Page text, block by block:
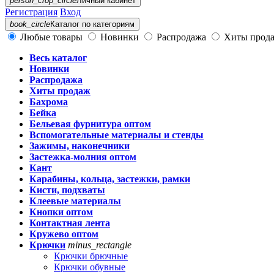
Регистрация Вход
book_circleКаталог по категориям
Любые товары Новинки Распродажа
Хиты
Весь каталог
Новинки
Распродажа
Хиты продаж
Бахрома
Бейка
Бельевая фурнитура оптом
Вспомогательные материалы и стенды
Зажимы, наконечники
Застежка-молния оптом
Кант
Карабины, кольца, застежки, рамки
Кисти, подхваты
Клеевые материалы
Кнопки оптом
Контактная лента
Кружево оптом
Крючки minus_rectangle
Крючки брючные
Крючки обувные